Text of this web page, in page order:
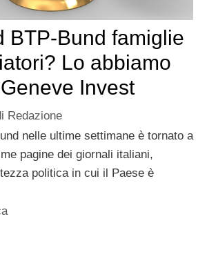
BTP-Bund famiglie
Lo abbiamo
Invest
Redazione
nelle ultime settimane è tornato a
pagine dei giornali italiani,
politica in cui il Paese è